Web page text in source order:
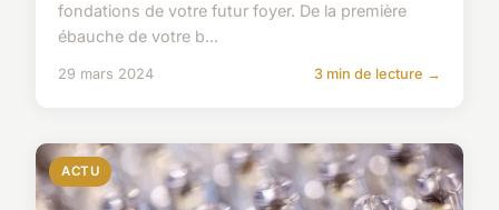
fondations de votre futur foyer. De la première
ébauche de votre b...
29 mars 2024 3 min de lecture →
ACTU